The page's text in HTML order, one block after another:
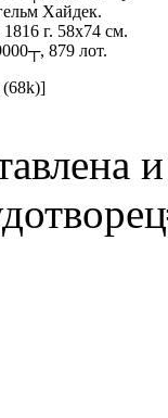
Хайдек.
г. 58x74 см.
879 лот.
(68k)]